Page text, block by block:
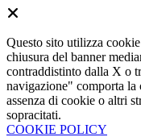
Questo sito utilizza
chiusura del banner
contraddistinto dalla X o
navigazione" comporta la
assenza di cookie o altri
sopracitati.
COOKIE POLICY